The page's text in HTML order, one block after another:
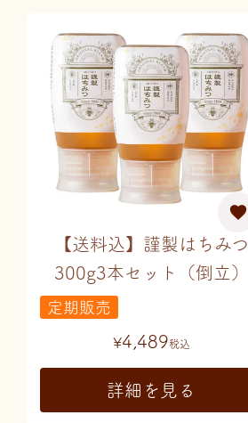
【送料込】謹製はちみつ
300g3本セット（倒立）
定期販売
¥4,489税込
詳細を見る